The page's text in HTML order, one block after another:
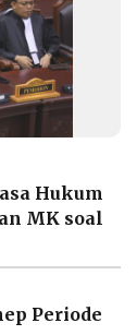
Hukum
MK soal
Periode